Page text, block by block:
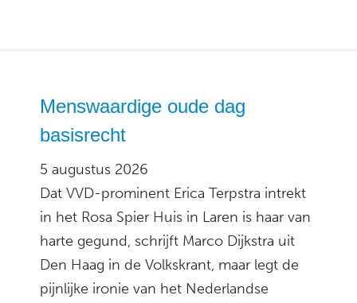
Menswaardige oude dag
basisrecht
5 augustus 2026
Dat VVD-prominent Erica Terpstra intrekt
in het Rosa Spier Huis in Laren is haar van
harte gegund, schrijft Marco Dijkstra uit
Den Haag in de Volkskrant, maar legt de
pijnlijke ironie van het Nederlandse